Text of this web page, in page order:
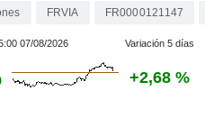
FRVIA FR0000121147
07/08/2026 Variación 5 días
+2,68 %